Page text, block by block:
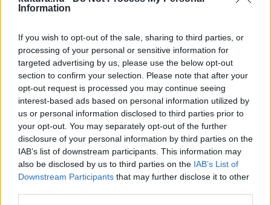
Information
If you wish to opt-out of the sale, sharing to third parties, or
processing of your personal or sensitive information for
targeted advertising by us, please use the below opt-out
section to confirm your selection. Please note that after your
opt-out request is processed you may continue seeing
interest-based ads based on personal information utilized by
us or personal information disclosed to third parties prior to
your opt-out. You may separately opt-out of the further
disclosure of your personal information by third parties on the
IAB’s list of downstream participants. This information may
also be disclosed by us to third parties on the IAB’s List of
Downstream Participants that may further disclose it to other
akár patkolókováccsal, és kipróbálható a paprikafűzés és a
Szent Mihály napjára, szeptember 29-re – ha az időjárás is
kedvezett – beérett a szőlő az Dél-Alföldön, így a gazdák
nekiláthattak a must szűrésének. Az őszi munkálatok közül
ezért kiemelt figyelmet kap a szüret a Szegedi tanya
szőlőskertjében. A vendégek bekapcsolódhatnak a
szőlőpréselésbe, és bőven fogyaszthatnak friss mustot. A
látogatók azt is megtudhatják, hogyan sikerült a korai fajták
szüretje, hiszen a már elkészült újborból is kóstolhatnak.